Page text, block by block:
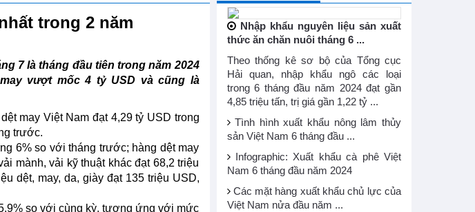
trong 2 năm
7 là tháng đầu tiên trong năm 2024
vượt mốc 4 tỷ USD và cũng là
may Việt Nam đạt 4,29 tỷ USD trong
trước.
6% so với tháng trước; hàng dệt may
mành, vải kỹ thuật khác đạt 68,2 triệu
dệt, may, da, giày đạt 135 triệu USD,
so với cùng kỳ, tương ứng với mức
Nhập khẩu nguyên liệu sản xuất
thức ăn chăn nuôi tháng 6 ...
Theo thống kê sơ bộ của Tổng cục
Hải quan, nhập khẩu ngô các loại
trong 6 tháng đầu năm 2024 đạt gần
4,85 triệu tấn, trị giá gần 1,22 tỷ ...
Tình hình xuất khẩu nông lâm thủy
sản Việt Nam 6 tháng đầu ...
Infographic: Xuất khẩu cà phê Việt
Nam 6 tháng đầu năm 2024
Các mặt hàng xuất khẩu chủ lực của
Việt Nam nửa đầu năm ...